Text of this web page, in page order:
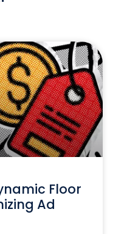
Floor
Ad